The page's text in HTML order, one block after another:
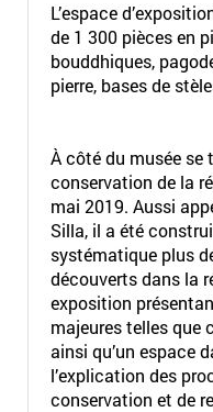
L’espace
de 1 300 pièces en
bouddhiques,
pierre, bases de
À côté du musée se
conservation de la
mai 2019. Aussi
Silla, il a été
systématique plus
découverts dans la
exposition
majeures telles que
ainsi qu’un espace
l’explication des
conservation et de